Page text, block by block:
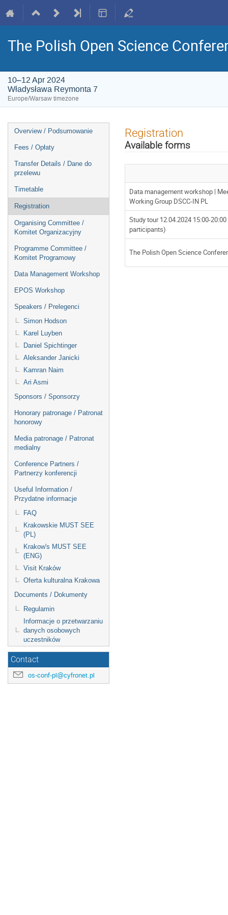
The Polish Open Science
10–12 Apr 2024
Władysława Reymonta 7
Europe/Warsaw timezone
Event
menu
Overview / Podsumowanie
Fees / Opłaty
Transfer Details / Dane do
przelewu
Timetable
Registration
Organising Committee /
Komitet Organizacyjny
Programme Committee /
Komitet Programowy
Data Management Workshop
EPOS Workshop
Speakers / Prelegenci
Simon Hodson
Karel Luyben
Daniel Spichtinger
Aleksander Janicki
Kamran Naim
Ari Asmi
Sponsors / Sponsorzy
Honorary patronage / Patronat
honorowy
Media patronage / Patronat
medialny
Conference Partners /
Partnerzy konferencji
Useful Information /
Przydatne informacje
FAQ
Krakowskie MUST SEE
(PL)
Krakow's MUST SEE
(ENG)
Visit Kraków
Oferta kulturalna Krakowa
Documents / Dokumenty
Regulamin
Informacje o przetwarzaniu
danych osobowych
uczestników
Contact
os-conf-pl@cyfronet.pl
Registration
Available forms
Data management workshop |
Working Group DSCC-IN PL
Study tour 12.04.2024 15:00-
participants)
The Polish Open Science